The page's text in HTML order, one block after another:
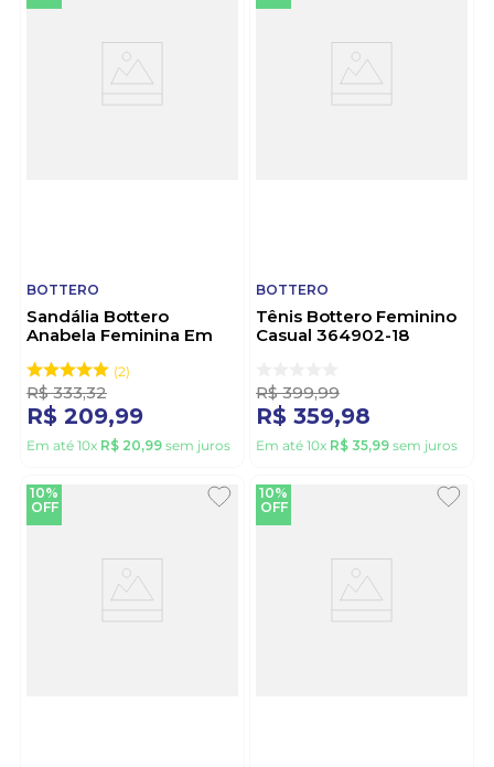
BOTTERO
Sandália Bottero
Anabela Feminina Em
2
R$ 333,32
R$ 209,99
Em até 10x R$ 20,99 sem juros
BOTTERO
Tênis Bottero Feminino
Casual 364902-18
R$ 399,99
R$ 359,98
Em até 10x R$ 35,99 sem juros
10%
OFF
10%
OFF